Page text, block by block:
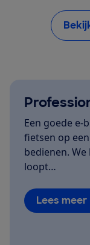
Een goede e-
fietsen op
bedienen.
loopt…
Lees meer